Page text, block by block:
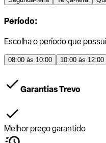
Período:
Escolha o período que
08:00 às 10:00 10:00 às 12:00
Garantias Trevo
Melhor preço garantido